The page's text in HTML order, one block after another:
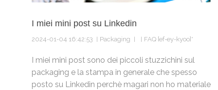
I miei mini post su Linkedin
2024-01-04 16:42:53 Packaging FAQ [ef-ey-kyoo]*
I miei mini post sono dei piccoli stuzzichini sul
packaging e la stampa in generale che spesso
posto su Linkedin perchè magari non ho materiale